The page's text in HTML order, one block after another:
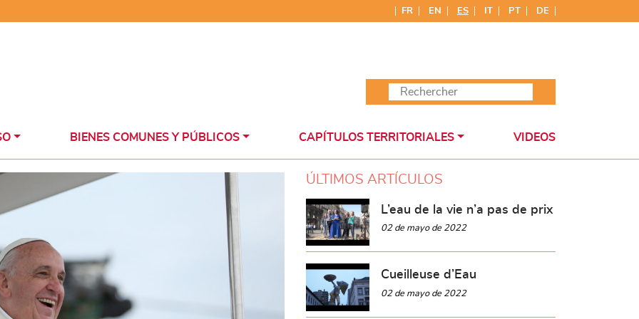
FR EN ES IT PT DE
BIENES COMUNES Y PÚBLICOS CAPÍTULOS TERRITORIALES VIDEOS
ÚLTIMOS ARTÍCULOS
L’eau de la vie n’a pas de prix
02 de mayo de 2022
Cueilleuse d’Eau
02 de mayo de 2022